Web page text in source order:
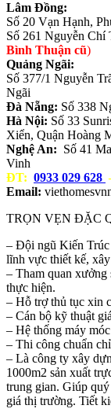
Lâm Đồng:
Số 20 Vạn Hạnh,
Số 261 Nguyễn Chí
Bình Thuận cũ)
Quảng Ngãi:
Số 377/1 Nguyễn
Ngãi
Đà Nẵng: Số 338
Hà Nội: Số 33
Xiển, Quận Hoàng
Nghệ An: Số 41
Vinh
ĐT: 0933 029 628
Email:
TRỌN VẸN ĐẶC
– Đội ngũ Kiến Trúc
lĩnh vực thiết kế,
– Tham quan xưởng
thực hiện.
– Hỗ trợ thủ tục xin
– Cán bộ kỹ thuật
– Hệ thống máy
– Thi công chuẩn
– Là công ty xây
1000m2 sản xuất
trung gian. Giúp
giá thị trường. Tiết